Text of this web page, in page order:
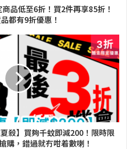
商品低至6折！買2件再享85折！
都有9折優惠！
殺】買夠千蚊即減200！限時限
購，錯過就冇咁着數喇！